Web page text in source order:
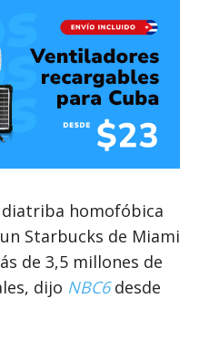
homofóbica
Starbucks de Miami
de 3,5 millones de
dijo NBC6desde